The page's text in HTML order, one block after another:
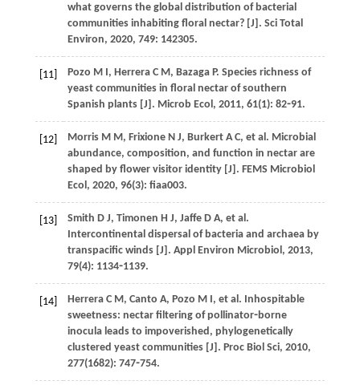
what governs the global distribution of bacterial
communities inhabiting floral nectar? [J]. Sci Total
Environ, 2020, 749: 142305.
[11] Pozo M I , Herrera C M , Bazaga P. Species richness of
yeast communities in floral nectar of southern
Spanish plants [J]. Microb Ecol , 2011, 61(1): 82⁃91.
[12] Morris M M , Frixione N J, Burkert A C, et al . Microbial
abundance, composition, and function in nectar are
shaped by flower visitor identity [J]. FEMS Microbiol
Ecol , 2020, 96(3): fiaa003.
[13] Smith D J, Timonen H J, Jaffe D A, et al .
Intercontinental dispersal of bacteria and archaea by
transpacific winds [J]. Appl Environ Microbiol , 2013,
79(4): 1134⁃1139.
[14] Herrera C M , Canto A, Pozo M I , et al . Inhospitable
sweetness: nectar filtering of pollinator⁃borne
inocula leads to impoverished, phylogenetically
clustered yeast communities [J]. Proc Biol Sci, 2010,
277(1682): 747⁃754.